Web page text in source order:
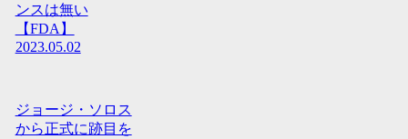
ンスは無い
【FDA】
2023.05.02
ジョージ・ソロス
から正式に跡目を